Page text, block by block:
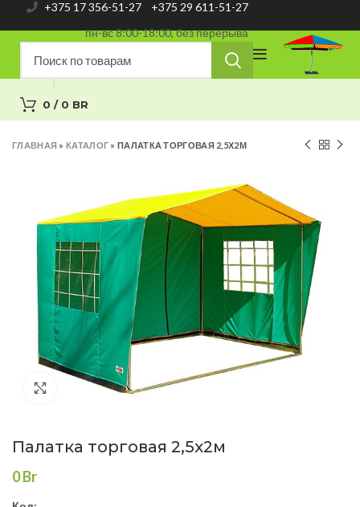
+375 17 356-51-27
+375 29 611-51-27
пн-вс 8:00-18:00, без перерыва
0 / 0 BR
ГЛАВНАЯ »КАТАЛОГ »ПАЛАТКА ТОРГОВАЯ 2,5Х2М
Нажмите, чтобы увеличить
Палатка торговая 2,5х2м
0Br